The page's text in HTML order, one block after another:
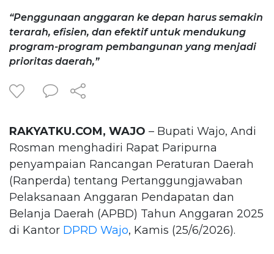
“Penggunaan anggaran ke depan harus semakin
terarah, efisien, dan efektif untuk mendukung
program-program pembangunan yang menjadi
prioritas daerah,”
RAKYATKU.COM, WAJO – Bupati Wajo, Andi
Rosman menghadiri Rapat Paripurna
penyampaian Rancangan Peraturan Daerah
(Ranperda) tentang Pertanggungjawaban
Pelaksanaan Anggaran Pendapatan dan
Belanja Daerah (APBD) Tahun Anggaran 2025
di Kantor DPRD Wajo, Kamis (25/6/2026).